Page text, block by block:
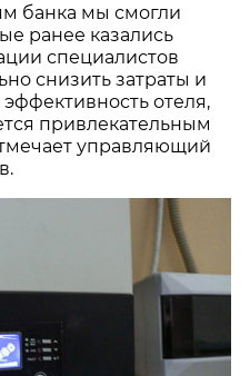
банка мы смогли
ранее казались
специалистов
снизить затраты и
отеля,
привлекательным
управляющий